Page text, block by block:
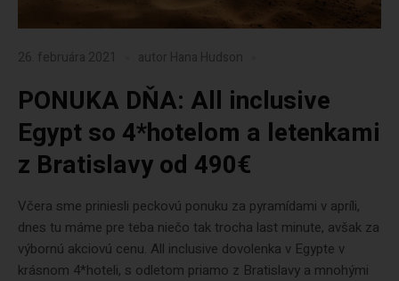
26. februára 2021 autor Hana Hudson
PONUKA DŇA: All inclusive
Egypt so 4*hotelom a letenkami
z Bratislavy od 490€
Včera sme priniesli peckovú ponuku za pyramídami v apríli,
dnes tu máme pre teba niečo tak trocha last minute, avšak za
výbornú akciovú cenu. All inclusive dovolenka v Egypte v
krásnom 4*hoteli, s odletom priamo z Bratislavy a mnohými